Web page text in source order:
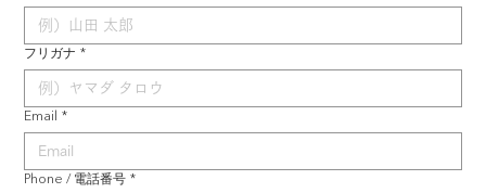
フリガナ *
Email *
Phone / 電話番号 *